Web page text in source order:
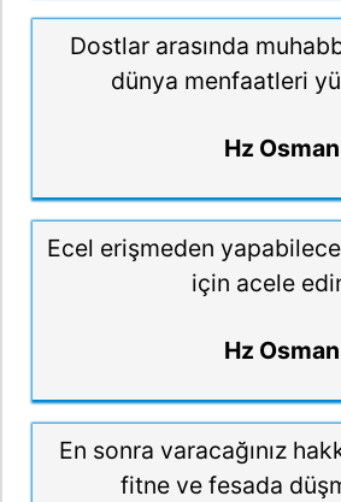
Dostlar arasında
dünya menfaatleri
Hz Osman
Ecel erişmeden
için acele
Hz Osman
En sonra varacağınız
fitne ve fesada